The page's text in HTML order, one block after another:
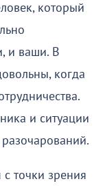
который
и ваши. В
когда
и ситуации
точки зрения